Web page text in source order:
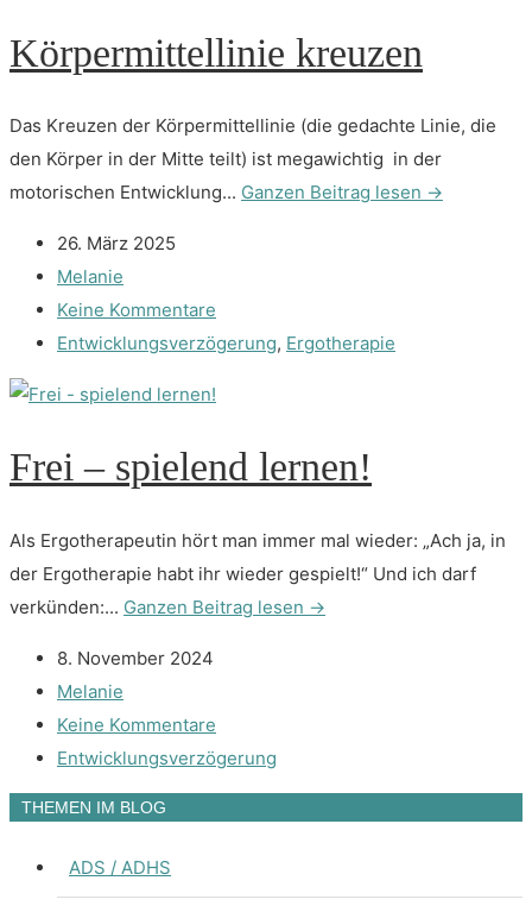
Körpermittellinie kreuzen
Das Kreuzen der Körpermittellinie (die gedachte Linie, die
den Körper in der Mitte teilt) ist megawichtig in der
motorischen Entwicklung... Ganzen Beitrag lesen →
26. März 2025
Melanie
Keine Kommentare
Entwicklungsverzögerung, Ergotherapie
Frei – spielend lernen!
Als Ergotherapeutin hört man immer mal wieder: „Ach ja, in
der Ergotherapie habt ihr wieder gespielt!“ Und ich darf
verkünden:... Ganzen Beitrag lesen →
8. November 2024
Melanie
Keine Kommentare
Entwicklungsverzögerung
THEMEN IM BLOG
ADS / ADHS